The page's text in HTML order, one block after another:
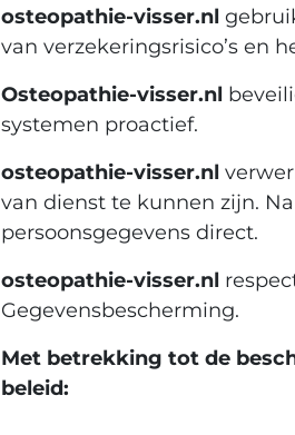
osteopathie-visser.nl
van verzekeringsrisico’s en
Osteopathie-visser.nl
systemen proactief.
osteopathie-visser.nl
van dienst te kunnen zijn.
persoonsgegevens direct.
osteopathie-visser.nl
Gegevensbescherming.
Met betrekking tot de
beleid: